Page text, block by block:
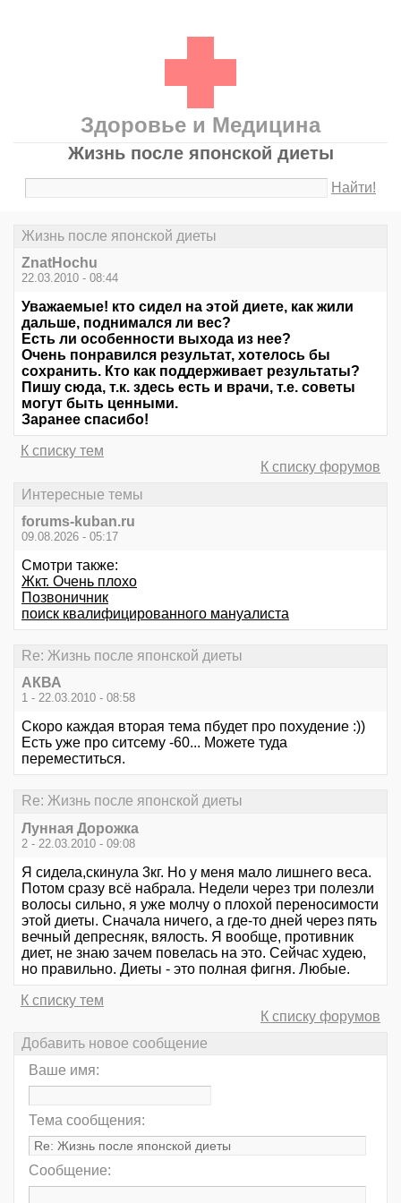
Здоровье и Медицина
Жизнь после японской диеты
Найти!
Жизнь после японской диеты
ZnatHochu
22.03.2010 - 08:44
Уважаемые! кто сидел на этой диете, как жили
дальше, поднимался ли вес?
Есть ли особенности выхода из нее?
Очень понравился результат, хотелось бы
сохранить. Кто как поддерживает результаты?
Пишу сюда, т.к. здесь есть и врачи, т.е. советы
могут быть ценными.
Заранее спасибо!
К списку тем
К списку форумов
Интересные темы
forums-kuban.ru
09.08.2026 - 05:17
Смотри также:
Жкт. Очень плохо
Позвоничник
поиск квалифицированного мануалиста
Re: Жизнь после японской диеты
АКВА
1 - 22.03.2010 - 08:58
Скоро каждая вторая тема пбудет про похудение :))
Есть уже про ситсему -60... Можете туда
переместиться.
Re: Жизнь после японской диеты
Лунная Дорожка
2 - 22.03.2010 - 09:08
Я сидела,скинула 3кг. Но у меня мало лишнего веса.
Потом сразу всё набрала. Недели через три полезли
волосы сильно, я уже молчу о плохой переносимости
этой диеты. Сначала ничего, а где-то дней через пять
вечный депресняк, вялость. Я вообще, противник
диет, не знаю зачем повелась на это. Сейчас худею,
но правильно. Диеты - это полная фигня. Любые.
К списку тем
К списку форумов
Добавить новое сообщение
Ваше имя:
Тема сообщения:
Сообщение: